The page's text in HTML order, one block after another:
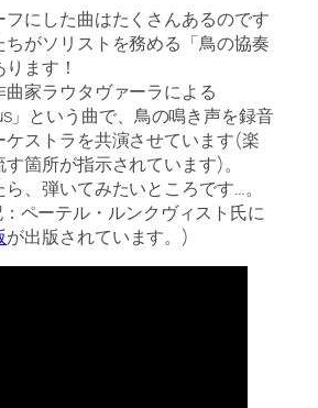
フにした曲はたくさんあるのです
ちがソリストを務める「鳥の協奏
ます！
家ラウタヴァーラによる
」という曲で、鳥の鳴き声を録音
ケストラを共演させています(楽
箇所が指示されています)。
、弾いてみたいところです…。
ペーテル・ルンクヴィスト氏に
が出版されています。)